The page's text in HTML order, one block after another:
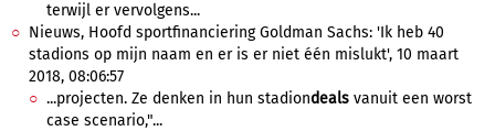
terwijl er vervolgens...
Nieuws, Hoofd sportfinanciering Goldman Sachs: 'Ik heb 40
stadions op mijn naam en er is er niet één mislukt', 10 maart
2018, 08:06:57
...projecten. Ze denken in hun stadiondeals vanuit een worst
case scenario,"...